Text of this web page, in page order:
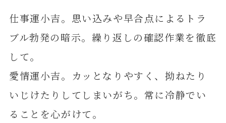
仕事運小吉。思い込みや早合点によるトラ
ブル勃発の暗示。繰り返しの確認作業を徹底
して。
愛情運小吉。カッとなりやすく、拗ねたり
いじけたりしてしまいがち。常に冷静でい
ることを心がけて。